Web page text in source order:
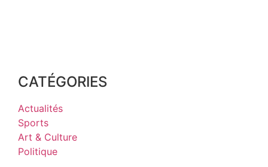
CATÉGORIES
Actualités
Sports
Art & Culture
Politique